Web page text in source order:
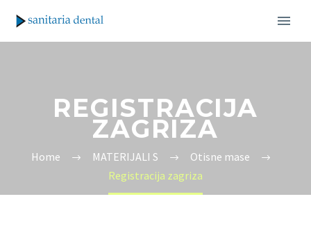
REGISTRACIJA
ZAGRIZA
Home MATERIJALI S
Otisne mase
Registracija zagriza